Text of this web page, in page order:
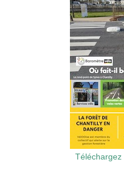
Téléchargez